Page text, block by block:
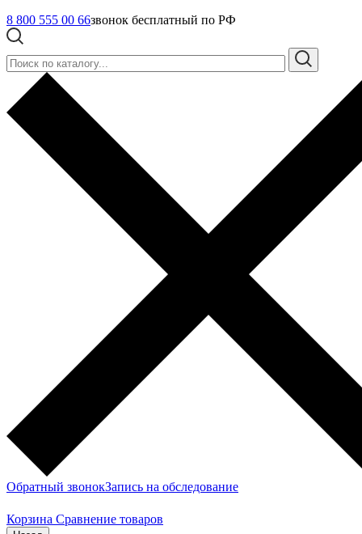
8 800 555 00 66звонок бесплатный по РФ
Обратный звонокЗапись на обследование
Корзина Сравнение товаров